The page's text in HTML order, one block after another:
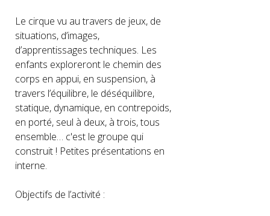
Le cirque vu au travers de jeux, de
situations, d’images,
d’apprentissages techniques. Les
enfants exploreront le chemin des
corps en appui, en suspension, à
travers l’équilibre, le déséquilibre,
statique, dynamique, en contrepoids,
en porté, seul à deux, à trois, tous
ensemble… c'est le groupe qui
construit ! Petites présentations en
interne.
Objectifs de l’activité :